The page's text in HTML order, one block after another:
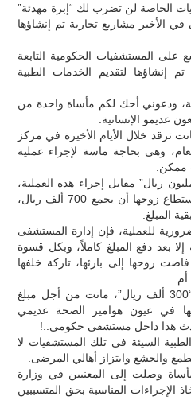
الخاصة لن تضرب لك “إبرة مهدئة”
في الأخير مشاريع تجارية تم إنشاؤها
على المستشفيات الحكومية التابعة
إنشاؤها لتقديم الخدمات الطبية
ودعوني أحك لكم مأساة واحدة من
عديمو الإنسانية.
ترقد خلال الأيام الأخيرة في مركز
وهي بحاجة ماسة لإجراء عملية
ريال” مقابل إجراء هذه العملية،
وبعد عناء وتعب ومشقة بالكاد استطاع زوجها أن يجمع 700 ألف ريال،
المبلغ.
للعملية، فإن إدارة المستشفى
بعد دفع المبلغ كاملاً، وبكل قسوة
روحها إلى بارئها، تاركة خلفها
نعم ماتت تلك المرأة من أجل “300 ألف ريال”، ماتت من أجل مبلغ
في عيون هوامير الصحة عديمي
يحدث هذا داخل مستشفى حكومي..!
السيئة في تلك المستشفيات لا
والجشع وابتزاز أهالي المرضى.
وصلت إلى المعنيين في وزارة
الإجراءات المناسبة بحق المتسببين